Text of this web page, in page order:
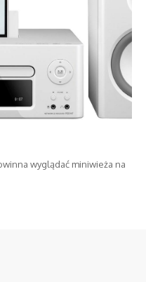
wyglądać miniwieża na